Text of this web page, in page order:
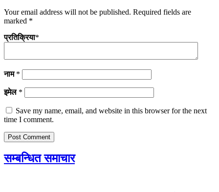
Your email address will not be published. Required fields are
marked *
प्रतिक्रिया*
नाम *
इमेल *
Save my name, email, and website in this browser for the next
time I comment.
सम्बन्धित समाचार